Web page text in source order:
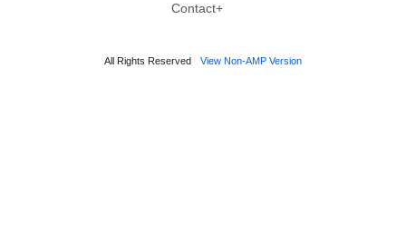
Contact+
All Rights Reserved View Non-AMP Version